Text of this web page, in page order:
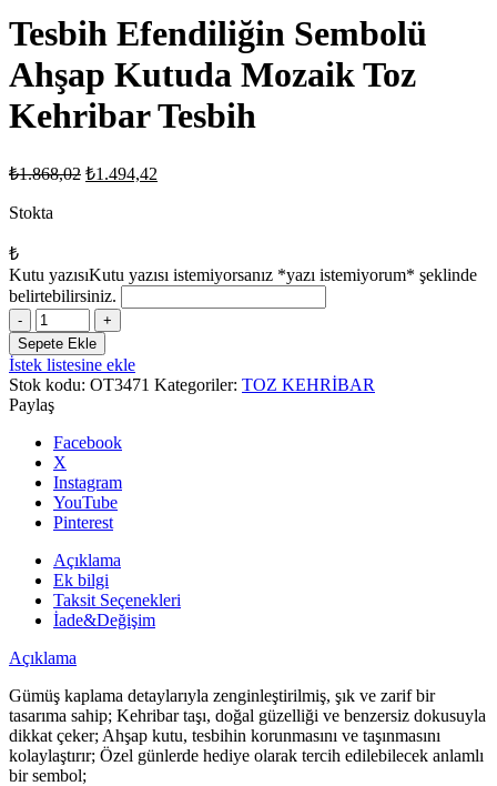
Tesbih Efendiliğin Sembolü
Ahşap Kutuda Mozaik Toz
Kehribar Tesbih
₺1.868,02 Orijinal
₺1.494,42
Stokta
₺
Kutu yazısıKutu yazısı istemiyorsanız *yazı istemiyorum* şeklinde
belirtebilirsiniz.
Tesbih
Efendiliğin
Sembolü
Ahşap
Kutuda
Mozaik
Toz
Kehribar
Tesbih
adet
Sepete Ekle
İstek listesine ekle
Stok kodu: OT3471 Kategoriler: TOZ KEHRİBAR
Paylaş
Facebook
X
Instagram
YouTube
Pinterest
Açıklama
Ek bilgi
Taksit Seçenekleri
İade&Değişim
Açıklama
Gümüş kaplama detaylarıyla zenginleştirilmiş, şık ve zarif bir
tasarıma sahip; Kehribar taşı, doğal güzelliği ve benzersiz dokusuyla
dikkat çeker; Ahşap kutu, tesbihin korunmasını ve taşınmasını
kolaylaştırır; Özel günlerde hediye olarak tercih edilebilecek anlamlı
bir sembol;